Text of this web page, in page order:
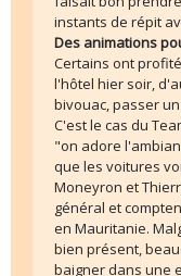
instants de répit
Des animations
Certains ont
l'hôtel hier soir,
bivouac, passer
C'est le cas du
"on adore
que les voitures
Moneyron et
général et
en Mauritanie.
bien présent,
baigner dans une